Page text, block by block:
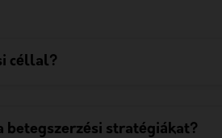
céllal?
stratégiákat?